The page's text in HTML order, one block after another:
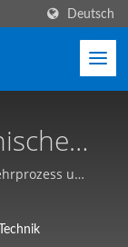
Deutsch
und